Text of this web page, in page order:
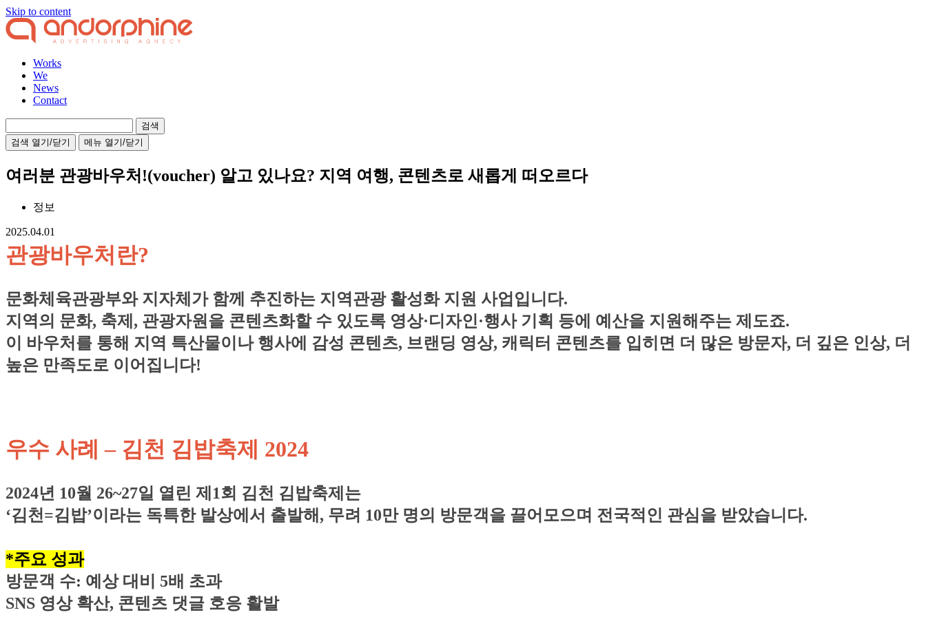
Skip to content
Works
We
News
Contact
색:검색 열기/닫기 메뉴 열기/닫기
여러분 관광바우처!(voucher) 알고 있나요? 지역 여행, 콘텐츠로 새롭게 떠오르다
정보
2025.04.01
관광바우처란?
문화체육관광부와 지자체가 함께 추진하는 지역관광 활성화 지원 사업입니다.
지역의 문화, 축제, 관광자원을 콘텐츠화할 수 있도록 영상·디자인·행사 기획 등에 예산을 지원해주는 제도죠.
이 바우처를 통해 지역 특산물이나 행사에 감성 콘텐츠, 브랜딩 영상, 캐릭터 콘텐츠를 입히면 더 많은 방문자, 더 깊은 인상, 더
높은 만족도로 이어집니다!
우수 사례 – 김천 김밥축제 2024
2024년 10월 26~27일 열린 제1회 김천 김밥축제는
‘김천=김밥’이라는 독특한 발상에서 출발해, 무려 10만 명의 방문객을 끌어모으며 전국적인 관심을 받았습니다.
*주요 성과
방문객 수: 예상 대비 5배 초과
SNS 영상 확산, 콘텐츠 댓글 호응 활발